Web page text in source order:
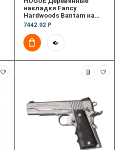
накладки Fancy
Hardwoods Bantam на
рукоять револьвера
7442.92 Р